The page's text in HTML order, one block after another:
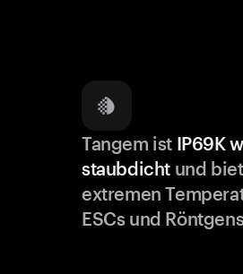
Tangem ist IP69K
staubdicht und
extremen
ESCs und